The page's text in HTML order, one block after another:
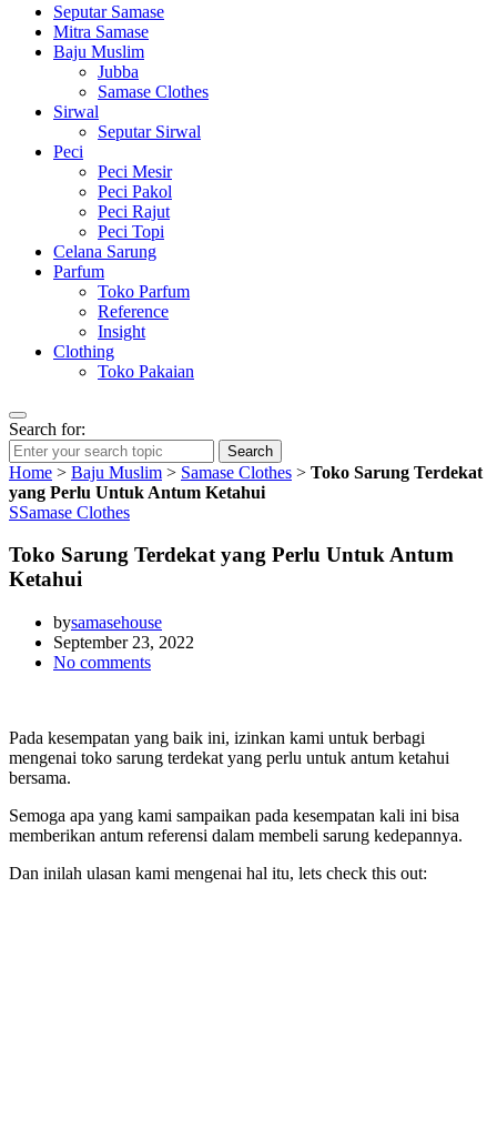
Seputar Samase
Mitra Samase
Baju Muslim
Jubba
Samase Clothes
Sirwal
Seputar Sirwal
Peci
Peci Mesir
Peci Pakol
Peci Rajut
Peci Topi
Celana Sarung
Parfum
Toko Parfum
Reference
Insight
Clothing
Toko Pakaian
Search for:
Search
Home > Baju Muslim > Samase Clothes > Toko Sarung Terdekat
yang Perlu Untuk Antum Ketahui
SSamase Clothes
Toko Sarung Terdekat yang Perlu Untuk Antum
Ketahui
bysamasehouse
September 23, 2022
No comments
Pada kesempatan yang baik ini, izinkan kami untuk berbagi
mengenai toko sarung terdekat yang perlu untuk antum ketahui
bersama.
Semoga apa yang kami sampaikan pada kesempatan kali ini bisa
memberikan antum referensi dalam membeli sarung kedepannya.
Dan inilah ulasan kami mengenai hal itu, lets check this out: